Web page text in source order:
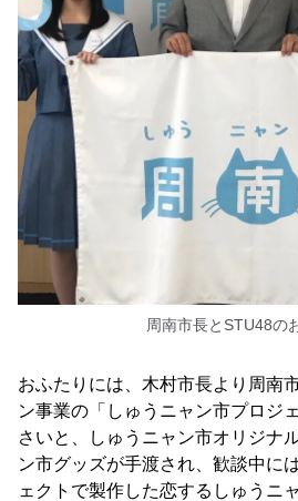
周南市長とSTU48の
おふたりには、木村市長より周南
ン事業の「しゅうニャン市プロジ
さいと、しゅうニャン市オリジナ
ン市グッズが手渡され、歓談中に
ェクトで製作した恋するしゅうニ